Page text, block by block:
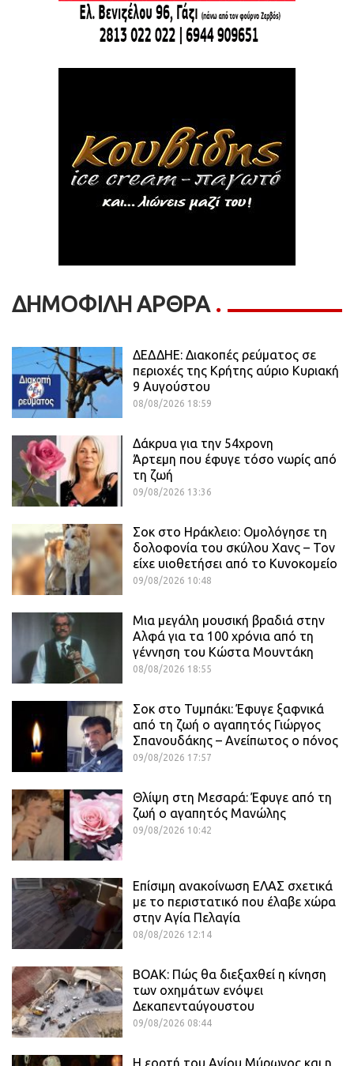
ΔΗΜΟΦΙΛΗ ΑΡΘΡΑ
ΔΕΔΔΗΕ: Διακοπές ρεύματος σε
περιοχές της Κρήτης αύριο Κυριακή
9 Αυγούστου
08/08/2026 18:59
Δάκρυα για την 54χρονη
Άρτεμη που έφυγε τόσο νωρίς από
τη ζωή
09/08/2026 13:36
Σοκ στο Ηράκλειο: Ομολόγησε τη
δολοφονία του σκύλου Χανς – Τον
είχε υιοθετήσει από το Κυνοκομείο
09/08/2026 10:48
Μια μεγάλη μουσική βραδιά στην
Αλφά για τα 100 χρόνια από τη
γέννηση του Κώστα Μουντάκη
08/08/2026 18:55
Σοκ στο Τυμπάκι: Έφυγε ξαφνικά
από τη ζωή ο αγαπητός Γιώργος
Σπανουδάκης – Ανείπωτος ο πόνος
09/08/2026 17:57
Θλίψη στη Μεσαρά: Έφυγε από τη
ζωή ο αγαπητός Μανώλης
09/08/2026 10:42
Επίσιμη ανακοίνωση ΕΛΑΣ σχετικά
με το περιστατικό που έλαβε χώρα
στην Αγία Πελαγία
08/08/2026 12:14
ΒΟΑΚ: Πώς θα διεξαχθεί η κίνηση
των οχημάτων ενόψει
Δεκαπενταύγουστου
09/08/2026 08:44
Η εορτή του Αγίου Μύρωνος και η